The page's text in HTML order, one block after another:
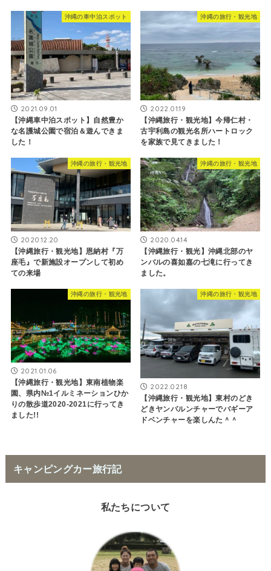
沖縄の車中泊スポット
2021.09.01
【沖縄車中泊スポット】自然豊か
な名護城公園で宿泊＆遊んできま
した！
沖縄の旅行・観光地
2022.01.19
【沖縄旅行・観光地】今帰仁村・
古宇利島の観光名所ハートロック
を家族で見てきました！
沖縄の旅行・観光地
2020.12.20
【沖縄旅行・観光地】恩納村『万
座毛』で新施設オープンして初め
ての来場
沖縄の旅行・観光地
2020.04.14
【沖縄旅行・観光】沖縄北部のヤ
ンバルの喜如嘉の七滝に行ってき
ました。
沖縄の旅行・観光地
2021.01.06
【沖縄旅行・観光地】東南植物楽
園、県内№1イルミネーションひか
りの散歩道2020-2021に行ってき
ました!!
沖縄の旅行・観光地
2022.02.18
【沖縄旅行・観光地】東村のどき
どきヤンバルンチャーでバギーア
ドベンチャーを楽しんた＾＾
キャンピングカー旅行記
私たちについて